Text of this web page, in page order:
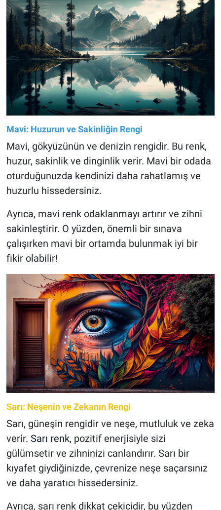
Mavi: Huzurun ve Sakinliğin Rengi
Mavi, gökyüzünün ve denizin rengidir. Bu renk,
huzur, sakinlik ve dinginlik verir. Mavi bir odada
oturduğunuzda kendinizi daha rahatlamış ve
huzurlu hissedersiniz.
Ayrıca, mavi renk odaklanmayı artırır ve zihni
sakinleştirir. O yüzden, önemli bir sınava
çalışırken mavi bir ortamda bulunmak iyi bir
fikir olabilir!
Sarı: Neşenin ve Zekanın Rengi
Sarı, güneşin rengidir ve neşe, mutluluk ve zeka
verir. Sarı renk, pozitif enerjisiyle sizi
gülümsetir ve zihninizi canlandırır. Sarı bir
kıyafet giydiğinizde, çevrenize neşe saçarsınız
ve daha yaratıcı hissedersiniz.
Ayrıca, sarı renk dikkat çekicidir, bu yüzden